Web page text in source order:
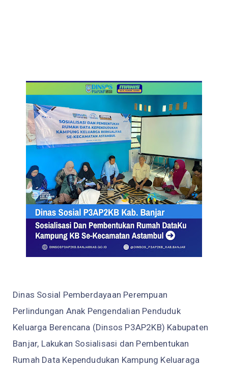
Dinas Sosial Pemberdayaan Perempuan
Perlindungan Anak Pengendalian Penduduk
Keluarga Berencana (Dinsos P3AP2KB) Kabupaten
Banjar, Lakukan Sosialisasi dan Pembentukan
Rumah Data Kependudukan Kampung Keluaraga